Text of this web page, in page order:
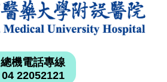
總機電話專線
04 22052121